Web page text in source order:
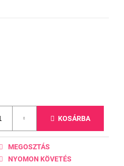
KOSÁRBA
NYOMON KÖVETÉS
MEGOSZTÁS